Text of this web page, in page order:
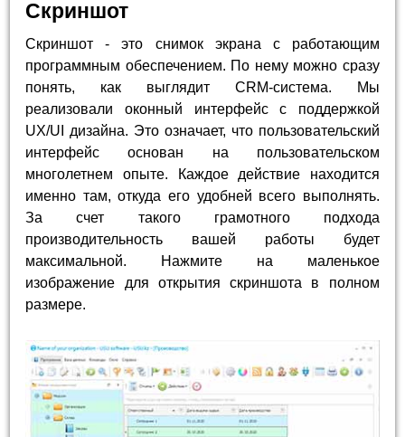
Скриншот
Скриншот - это снимок экрана с работающим
программным обеспечением. По нему можно сразу
понять, как выглядит CRM-система. Мы
реализовали оконный интерфейс с поддержкой
UX/UI дизайна. Это означает, что пользовательский
интерфейс основан на пользовательском
многолетнем опыте. Каждое действие находится
именно там, откуда его удобней всего выполнять.
За счет такого грамотного подхода
производительность вашей работы будет
максимальной. Нажмите на маленькое
изображение для открытия скриншота в полном
размере.